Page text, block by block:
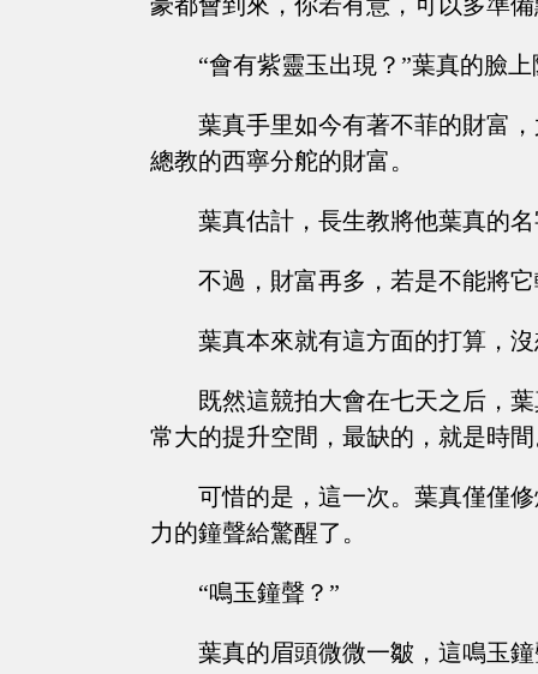
“會有紫靈玉出現？”葉真的臉
葉真手里如今有著不菲的財富
總教的西寧分舵的財富。
葉真估計，長生教將他葉真的
不過，財富再多，若是不能將
葉真本來就有這方面的打算，
既然這競拍大會在七天之后，
常大的提升空間，最缺的，就是時
可惜的是，這一次。葉真僅僅
力的鐘聲給驚醒了。
“鳴玉鐘聲？”
葉真的眉頭微微一皺，這鳴玉